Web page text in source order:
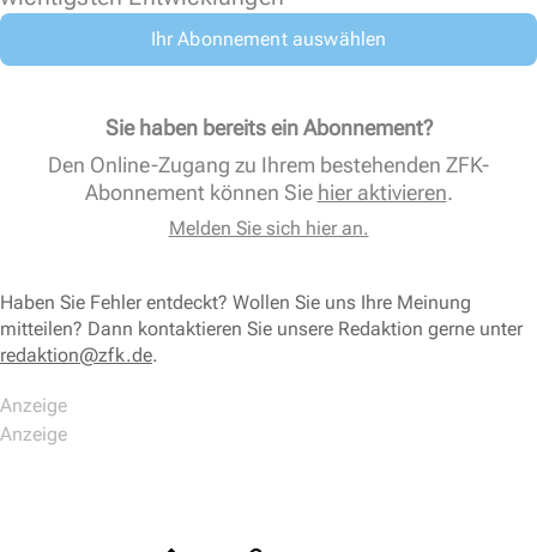
Ihr Abonnement auswählen
Sie haben bereits ein Abonnement?
Den Online-Zugang zu Ihrem bestehenden ZFK-
Abonnement können Sie hier aktivieren.
Melden Sie sich hier an.
Haben Sie Fehler entdeckt? Wollen Sie uns Ihre Meinung
mitteilen? Dann kontaktieren Sie unsere Redaktion gerne unter
redaktion@zfk.de.